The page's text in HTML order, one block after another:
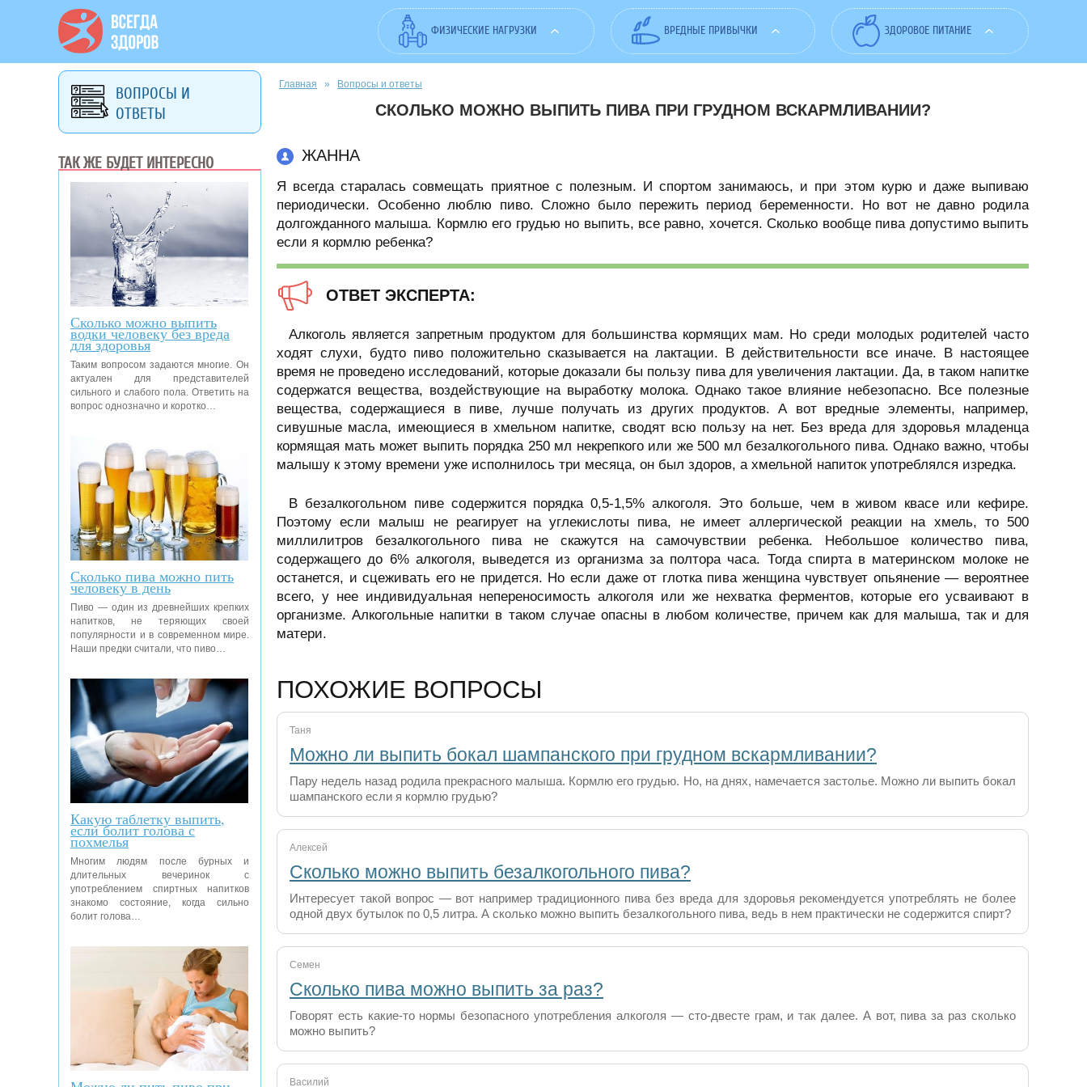
ФИЗИЧЕСКИЕ НАГРУЗКИ ВРЕДНЫЕ ПРИВЫЧКИ ЗДОРОВОЕ ПИТАНИЕ
Вы здесь
Главная » Вопросы и ответы
СКОЛЬКО МОЖНО ВЫПИТЬ ПИВА ПРИ ГРУДНОМ ВСКАРМЛИВАНИИ?
ЖАННА
Я всегда старалась совмещать приятное с полезным. И спортом занимаюсь, и при этом курю и даже выпиваю
периодически. Особенно люблю пиво. Сложно было пережить период беременности. Но вот не давно родила
долгожданного малыша. Кормлю его грудью но выпить, все равно, хочется. Сколько вообще пива допустимо выпить
если я кормлю ребенка?
ОТВЕТ ЭКСПЕРТА:
Алкоголь является запретным продуктом для большинства кормящих мам. Но среди молодых родителей часто
ходят слухи, будто пиво положительно сказывается на лактации. В действительности все иначе. В настоящее
время не проведено исследований, которые доказали бы пользу пива для увеличения лактации. Да, в таком напитке
содержатся вещества, воздействующие на выработку молока. Однако такое влияние небезопасно. Все полезные
вещества, содержащиеся в пиве, лучше получать из других продуктов. А вот вредные элементы, например,
сивушные масла, имеющиеся в хмельном напитке, сводят всю пользу на нет. Без вреда для здоровья младенца
кормящая мать может выпить порядка 250 мл некрепкого или же 500 мл безалкогольного пива. Однако важно, чтобы
малышу к этому времени уже исполнилось три месяца, он был здоров, а хмельной напиток употреблялся изредка.
В безалкогольном пиве содержится порядка 0,5-1,5% алкоголя. Это больше, чем в живом квасе или кефире.
Поэтому если малыш не реагирует на углекислоты пива, не имеет аллергической реакции на хмель, то 500
миллилитров безалкогольного пива не скажутся на самочувствии ребенка. Небольшое количество пива,
содержащего до 6% алкоголя, выведется из организма за полтора часа. Тогда спирта в материнском молоке не
останется, и сцеживать его не придется. Но если даже от глотка пива женщина чувствует опьянение — вероятнее
всего, у нее индивидуальная непереносимость алкоголя или же нехватка ферментов, которые его усваивают в
организме. Алкогольные напитки в таком случае опасны в любом количестве, причем как для малыша, так и для
матери.
ПОХОЖИЕ ВОПРОСЫ
Таня
Можно ли выпить бокал шампанского при грудном вскармливании?
Пару недель назад родила прекрасного малыша. Кормлю его грудью. Но, на днях, намечается застолье. Можно ли выпить бокал
шампанского если я кормлю грудью?
Алексей
Сколько можно выпить безалкогольного пива?
Интересует такой вопрос — вот например традиционного пива без вреда для здоровья рекомендуется употреблять не более
одной двух бутылок по 0,5 литра. А сколько можно выпить безалкогольного пива, ведь в нем практически не содержится спирт?
Семен
Сколько пива можно выпить за раз?
Говорят есть какие-то нормы безопасного употребления алкоголя — сто-двесте грам, и так далее. А вот, пива за раз сколько
можно выпить?
Василий
ВОПРОСЫ И
ОТВЕТЫ
ТАК ЖЕ БУДЕТ ИНТЕРЕСНО
Сколько можно выпить
водки человеку без вреда
для здоровья
Таким вопросом задаются многие. Он
актуален для представителей
сильного и слабого пола. Ответить на
вопрос однозначно и коротко…
Сколько пива можно пить
человеку в день
Пиво — один из древнейших крепких
напитков, не теряющих своей
популярности и в современном мире.
Наши предки считали, что пиво…
Какую таблетку выпить,
если болит голова с
похмелья
Многим людям после бурных и
длительных вечеринок с
употреблением спиртных напитков
знакомо состояние, когда сильно
болит голова…